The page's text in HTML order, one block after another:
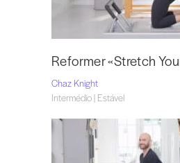
Reformer «Stretch
Chaz Knight
Intermédio | Estável